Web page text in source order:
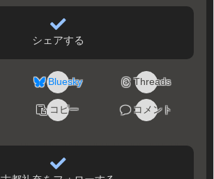
シェアする
Bluesky Threads
コピー コメント